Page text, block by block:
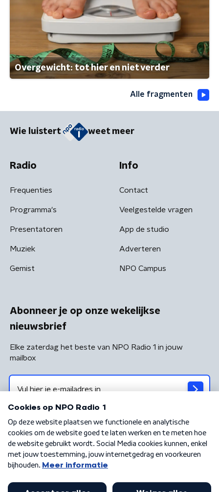
Overgewicht: tot hier en niet verder
Alle fragmenten
Wie luistert weet meer
Radio
Frequenties
Programma's
Presentatoren
Muziek
Gemist
Info
Contact
Veelgestelde vragen
App de studio
Adverteren
NPO Campus
Abonneer je op onze wekelijkse
nieuwsbrief
Elke zaterdag het beste van NPO Radio 1 in jouw
mailbox
Algemene voorwaarden